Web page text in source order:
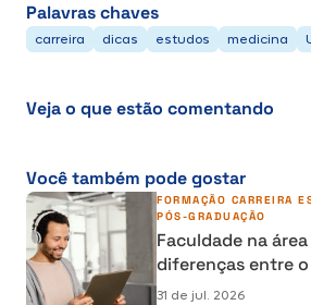
Palavras chaves
carreira dicas estudos medicina
Veja o que estão comentando
Você também pode gostar
FORMAÇÃO CARREIRA
PÓS-GRADUAÇÃO
Faculdade na
diferenças entre
semipresencial,
31 de jul. 2026